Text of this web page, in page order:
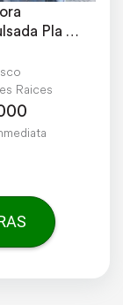
Pla
MD -
Raices